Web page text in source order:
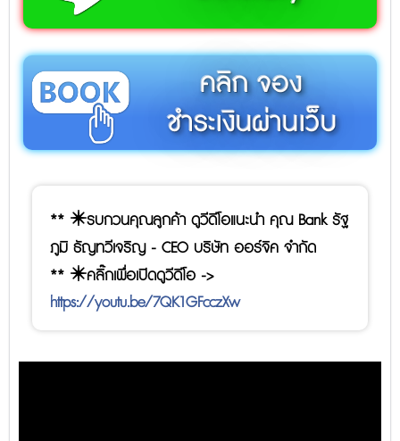
คลิก จอง
ชำระเงินผ่านเว็บ
** ✴️รบกวนคุณลูกค้า ดูวีดีโอแนะนำ คุณ Bank รัฐ
ภูมิ ธัญทวีเจริญ - CEO บริษัท ออร์จิค จำกัด
** ✴️คลิ๊กเพื่อเปิดดูวีดีโอ ->
https://youtu.be/7QK1GFcczXw